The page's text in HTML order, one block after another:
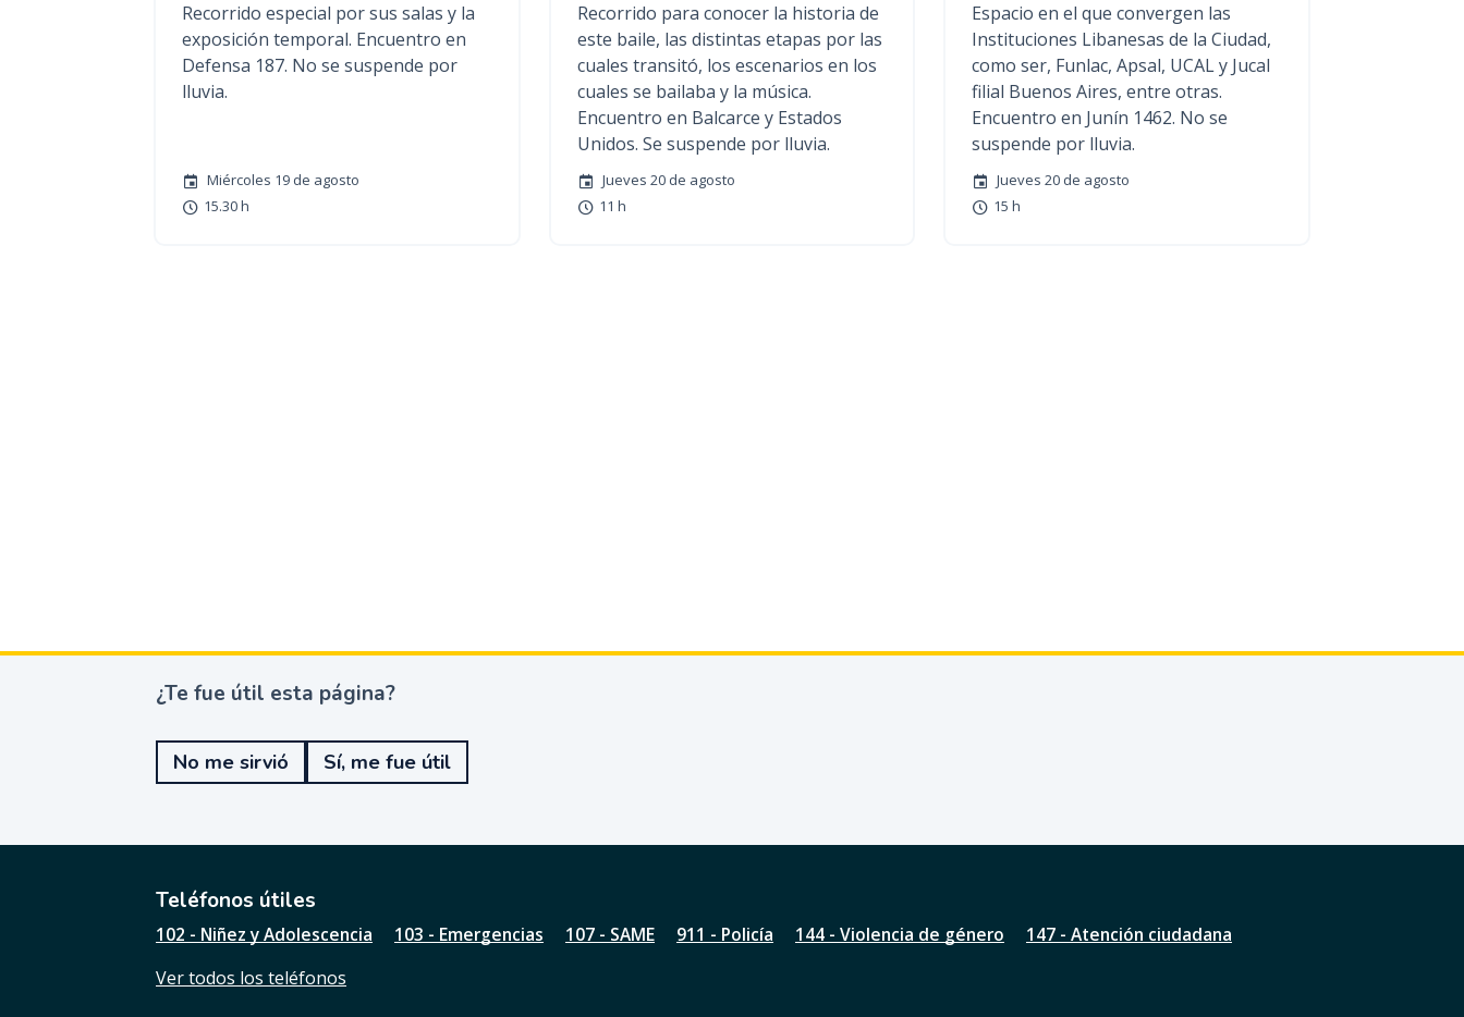
Recorrido especial por sus salas y la
exposición temporal. Encuentro en
Defensa 187. No se suspende por
lluvia.
Miércoles 19 de agosto
15.30 h
Recorrido para conocer la historia de
este baile, las distintas etapas por las
cuales transitó, los escenarios en los
cuales se bailaba y la música.
Encuentro en Balcarce y Estados
Unidos. Se suspende por lluvia.
Jueves 20 de agosto
11 h
Espacio en el que convergen las
Instituciones Libanesas de la Ciudad,
como ser, Funlac, Apsal, UCAL y Jucal
filial Buenos Aires, entre otras.
Encuentro en Junín 1462. No se
suspende por lluvia.
Jueves 20 de agosto
15 h
¿
e
u
t
l
s
a
¿Te fue útil esta página?
No me sirvió Sí, me fue útil
Teléfonos útiles
102 - Niñez y Adolescencia 103 - Emergencias 107 - SAME 911 - Policía 144 - Violencia de género
147 - Atención ciudadana
Ver todos los teléfonos